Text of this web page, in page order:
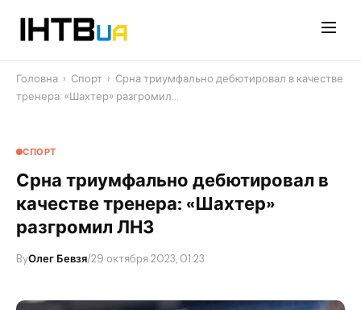
Головна › Спорт › Срна триумфально дебютировал в качестве
тренера: «Шахтер» разгромил…
СПОРТ
Срна триумфально дебютировал в
качестве тренера: «Шахтер»
разгромил ЛНЗ
ByОлег Бевзя/29 октября 2023, 01:23